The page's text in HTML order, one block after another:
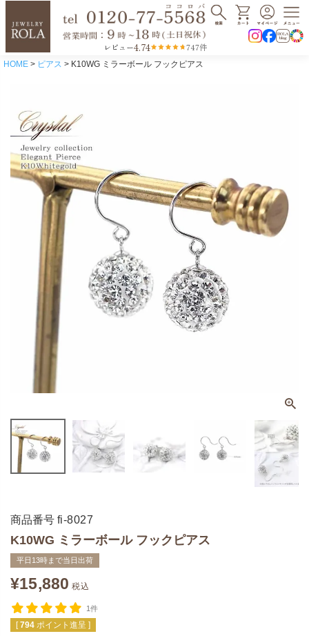
レビュー4.74 747件
HOME ピアス K10WG ミラーボール フックピアス
商品番号 fi-8027
K10WG ミラーボール フックピアス
平日13時まで当日出荷
¥15,880 税込
1件
[ 794 ポイント進呈 ]